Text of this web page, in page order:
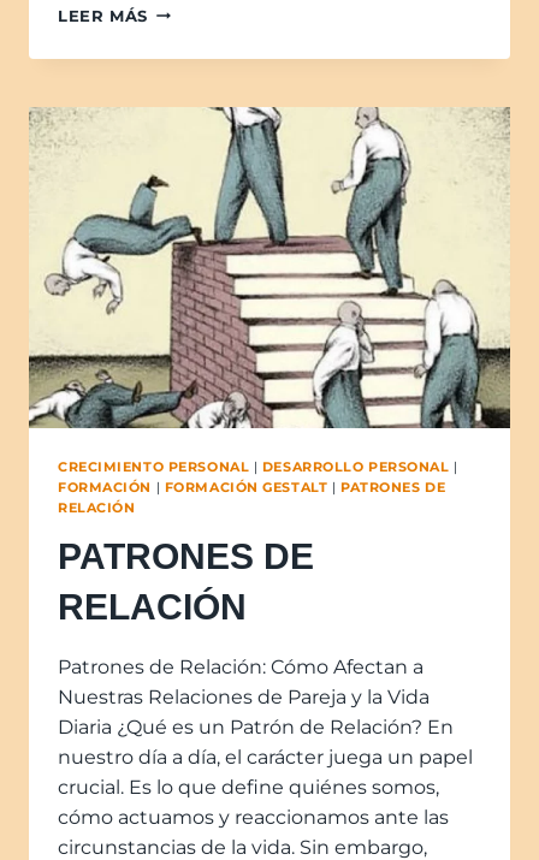
LEER MÁS
CRECIMIENTO PERSONAL | DESARROLLO PERSONAL |
FORMACIÓN | FORMACIÓN GESTALT | PATRONES DE
RELACIÓN
PATRONES DE
RELACIÓN
Patrones de Relación: Cómo Afectan a
Nuestras Relaciones de Pareja y la Vida
Diaria ¿Qué es un Patrón de Relación? En
nuestro día a día, el carácter juega un papel
crucial. Es lo que define quiénes somos,
cómo actuamos y reaccionamos ante las
circunstancias de la vida. Sin embargo,